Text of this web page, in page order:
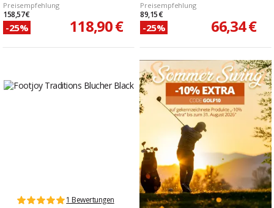
Preisempfehlung
158,57 €
-25% 118,90 €
Preisempfehlung
89,15 €
-25% 66,34 €
1 Bewertungen